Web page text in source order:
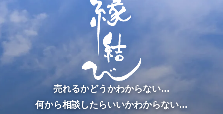
売れるかどうかわからない…
何から相談したらいいかわからない…